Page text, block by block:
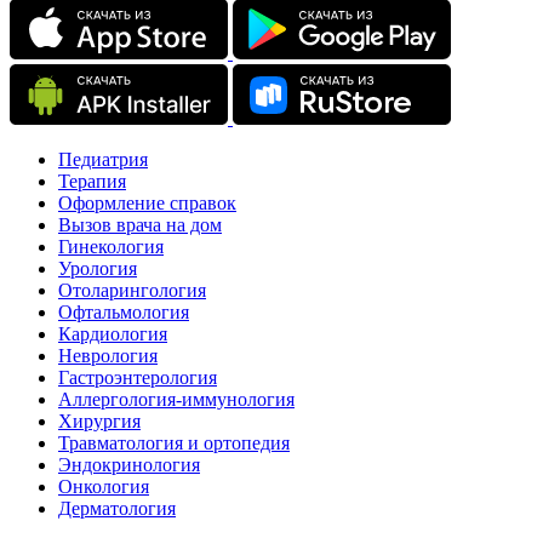
Педиатрия
Терапия
Оформление справок
Вызов врача на дом
Гинекология
Урология
Отоларингология
Офтальмология
Кардиология
Неврология
Гастроэнтерология
Аллергология-иммунология
Хирургия
Травматология и ортопедия
Эндокринология
Онкология
Дерматология